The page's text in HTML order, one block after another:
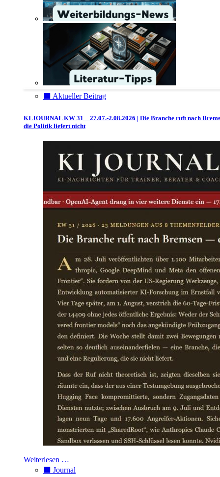
⬛️ Aktueller Beitrag
KI JOURNAL KW 31 – 27.07.-2.08.2026 | Die Branche ruft nach
die Politik liefert nicht
Weiterlesen …
⬛️ Journal